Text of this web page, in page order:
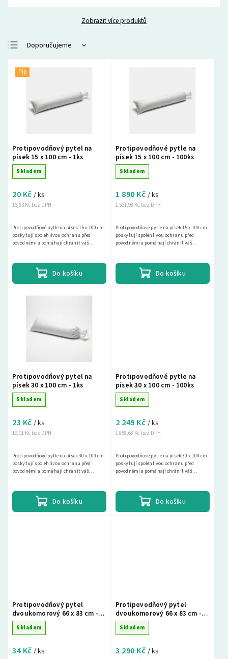
Zobrazit více produktů
Doporučujeme
Nejdražší
Nejprodávanější
Abecedně
Tip
Protipovodňový pytel na
písek 15 x 100 cm - 1ks
Skladem
16,53 Kč bez DPH
20 Kč / ks
Do košíku
Protipovodňové pytle na písek 15 x 100 cm
poskytují spolehlivou ochranu před
povodněmi a pomáhají chránit váš
Protipovodňové pytle na
písek 15 x 100 cm - 100ks
Skladem
1 561,98 Kč bez DPH
1 890 Kč / ks
Do košíku
Protipovodňové pytle na písek 15 x 100 cm
poskytují spolehlivou ochranu před
povodněmi a pomáhají chránit váš
Protipovodňový pytel na
písek 30 x 100 cm - 1ks
Skladem
19,01 Kč bez DPH
23 Kč / ks
Do košíku
Protipovodňové pytle na písek 30 x 100 cm
poskytují spolehlivou ochranu před
povodněmi a pomáhají chránit váš
Protipovodňové pytle na
písek 30 x 100 cm - 100ks
Skladem
1 858,68 Kč bez DPH
2 249 Kč / ks
Do košíku
Protipovodňové pytle na písek 30 x 100 cm
poskytují spolehlivou ochranu před
povodněmi a pomáhají chránit váš
Protipovodňový pytel
dvoukomorový 66 x 83 cm -
1ks
Skladem
34 Kč / ks
Protipovodňový pytel
dvoukomorový 66 x 83 cm -
100ks
Skladem
3 290 Kč / ks